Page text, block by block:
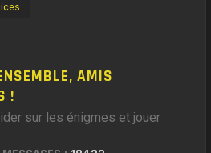
AMIS
!
sur les énigmes et jouer